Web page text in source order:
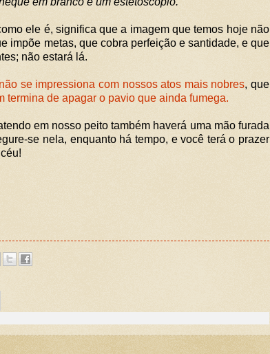
ele é, significa que a imagem que temos hoje não
impõe metas, que cobra perfeição e santidade, e que
não estará lá.
se impressiona com nossos atos mais nobres, que
termina de apagar o pavio que ainda fumega.
em nosso peito também haverá uma mão furada
se nela, enquanto há tempo, e você terá o prazer